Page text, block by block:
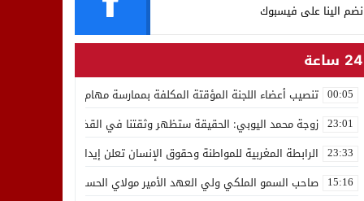
الينا على فيسبوك
24 ساعة
00:05 تنصيب أعضاء اللجنة المؤقتة المكلفة بممارسة مهام المجلس الوطني
23:01 زوجة محمد اليوبي: الحقيقة ستظهر وثقتنا في القضاء ثابتة
23:33 الرابطة المغربية للمواطنة وحقوق الإنسان تعلن إيداع رئيسها
15:16 صاحب السمو الملكي ولي العهد الأمير مولاي الحسن يدشن “برج